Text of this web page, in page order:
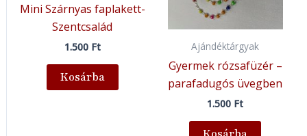
Mini Szárnyas faplakett-
Szentcsalád
1.500 Ft
Kosárba
Ajándéktárgyak
Gyermek rózsafüzér –
parafadugós üvegben
1.500 Ft